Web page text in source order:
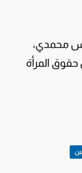
محمدي،
حقوق المرأة